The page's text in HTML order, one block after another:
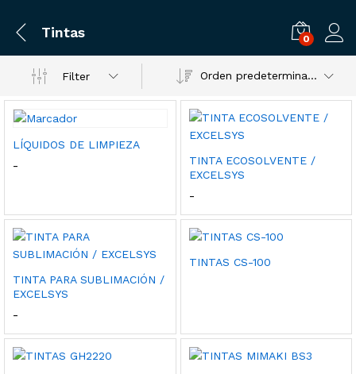
Tintas 0
Filter Orden predeterminado
LÍQUIDOS DE LIMPIEZA
-
$29.95
hasta
$57.95
TINTA ECOSOLVENTE /
EXCELSYS
-Rango
precios:
desde
$32.95
hasta
$58.95
TINTA PARA SUBLIMACIÓN /
EXCELSYS
-
precios:
desde
$24.95
TINTAS CS-100